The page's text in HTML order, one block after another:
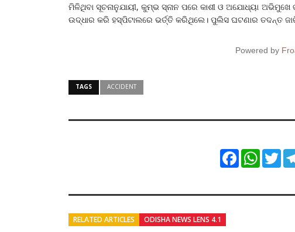
ମିଳିଥିବା ସୂଚନାନୁଯାୟୀ, କୁମ୍ଭ ସ୍ନାନ ପରେ କାଶୀ ଓ ଅଯୋଧ୍ୟା
ଉଦ୍ଧାର କରି ହସ୍ପିଟାଲରେ ଭର୍ତ୍ତି କରିଥିଲେ। ପୁଲିସ ଘଟଣାର ତଦନ୍ତ
Powered by
TAGS ACCIDENT
Facebook
RELATED ARTICLES ODISHA NEWS LENS 4.1